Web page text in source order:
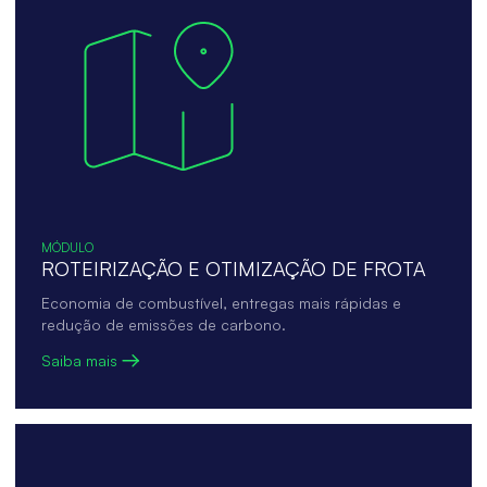
MÓDULO
ROTEIRIZAÇÃO E OTIMIZAÇÃO DE FROTA
Economia de combustível, entregas mais rápidas e
redução de emissões de carbono.
Saiba mais